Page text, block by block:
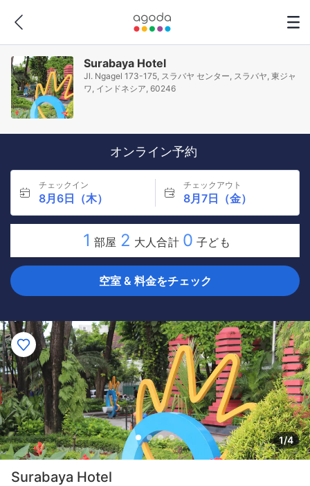
Surabaya Hotel
Jl. Ngagel 173-175, スラバヤ センター, スラバヤ, 東ジャ
ワ, インドネシア, 60246
オンライン予約
チェックイン
8月6日（木）
チェックアウト
8月7日（金）
1 部屋 2 大人合計 0 子ども
空室 & 料金をチェック
1/4
Surabaya Hotel